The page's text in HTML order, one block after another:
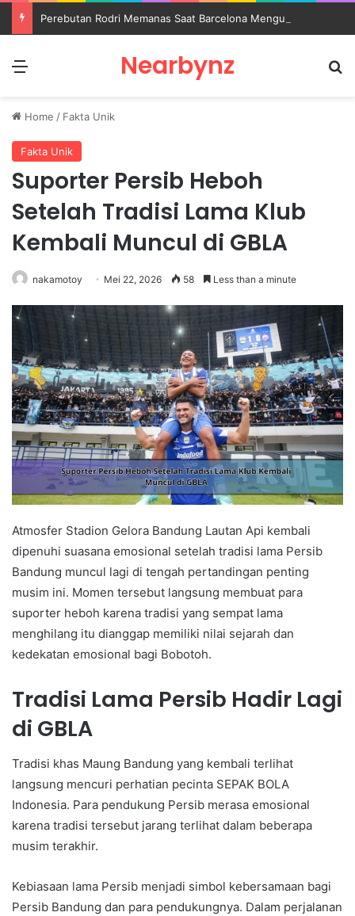
Nearbynz
Home / Fakta Unik
Fakta Unik
Suporter Persib Heboh
Setelah Tradisi Lama Klub
Kembali Muncul di GBLA
nakamotoy Mei 22, 2026 58 Less than a minute
Atmosfer Stadion Gelora Bandung Lautan Api kembali
dipenuhi suasana emosional setelah tradisi lama Persib
Bandung muncul lagi di tengah pertandingan penting
musim ini. Momen tersebut langsung membuat para
suporter heboh karena tradisi yang sempat lama
menghilang itu dianggap memiliki nilai sejarah dan
kedekatan emosional bagi Bobotoh.
Tradisi Lama Persib Hadir Lagi
di GBLA
Tradisi khas Maung Bandung yang kembali terlihat
langsung mencuri perhatian pecinta SEPAK BOLA
Indonesia. Para pendukung Persib merasa emosional
karena tradisi tersebut jarang terlihat dalam beberapa
musim terakhir.
Kebiasaan lama Persib menjadi simbol kebersamaan bagi
Persib Bandung dan para pendukungnya. Dalam perjalanan